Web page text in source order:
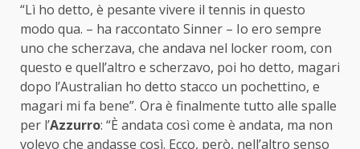
“Lì ho detto, è pesante vivere il tennis in questo
modo qua. – ha raccontato Sinner – Io ero sempre
uno che scherzava, che andava nel locker room, con
questo e quell’altro e scherzavo, poi ho detto, magari
dopo l’Australian ho detto stacco un pochettino, e
magari mi fa bene”. Ora è finalmente tutto alle spalle
per l’Azzurro: “È andata così come è andata, ma non
volevo che andasse così. Ecco, però, nell’altro senso